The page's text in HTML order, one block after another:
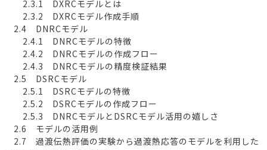
2.3.1 DXRCモデルとは
2.3.2 DXRCモデル作成手順
2.4 DNRCモデル
2.4.1 DNRCモデルの特徴
2.4.2 DNRCモデルの作成フロー
2.4.3 DNRCモデルの精度検証結果
2.5 DSRCモデル
2.5.1 DSRCモデルの特徴
2.5.2 DSRCモデルの作成フロー
2.5.3 DNRCモデルとDSRCモデル活用の嬉しさ
2.6 モデルの活用例
2.7 過渡伝熱評価の実験から過渡熱応答のモデルを利用した